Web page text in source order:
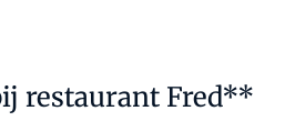
restaurant Fred**